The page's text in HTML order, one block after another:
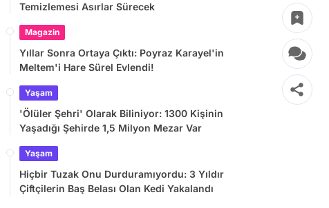
Temizlemesi Asırlar Sürecek
Magazin
Yıllar Sonra Ortaya Çıktı: Poyraz Karayel'in
Meltem'i Hare Sürel Evlendi!
Yaşam
'Ölüler Şehri' Olarak Biliniyor: 1300 Kişinin
Yaşadığı Şehirde 1,5 Milyon Mezar Var
Yaşam
Hiçbir Tuzak Onu Durduramıyordu: 3 Yıldır
Çiftçilerin Baş Belası Olan Kedi Yakalandı